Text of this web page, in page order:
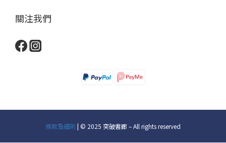
關注我們
條款及細則 | © 2025 突破書廊 – All rights reserved